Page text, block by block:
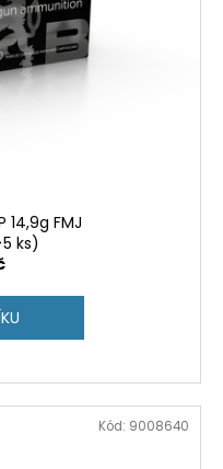
14,9g FMJ
ks)
Kód: 9008640